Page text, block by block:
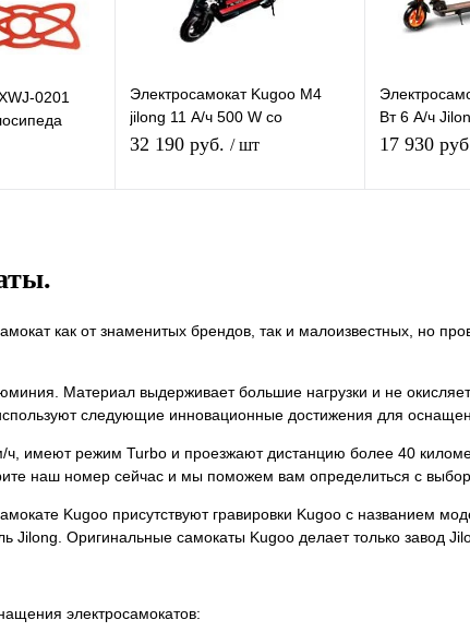
0201
К
Электросамокат Kugoo M4
jilong 11 А/ч 500 W со
складным сиденьем
32 190 руб. / шт
В избранное
Вт 6 А/ч
складной
17 930
В
как от знаменитых брендов, так и малоизвестных, но
Материал выдерживает большие нагрузки и не
следующие инновационные достижения для
имеют режим Turbo и проезжают дистанцию более 40
наш номер сейчас и мы поможем вам определиться с
Kugoo присутствуют гравировки Kugoo с названием
Оригинальные самокаты Kugoo делает только завод
электросамокатов: